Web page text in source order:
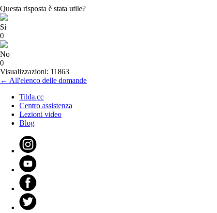
Questa risposta è stata utile?
Sì
0
No
0
Visualizzazioni: 11863
← All'elenco delle domande
Tilda.cc
Centro assistenza
Lezioni video
Blog